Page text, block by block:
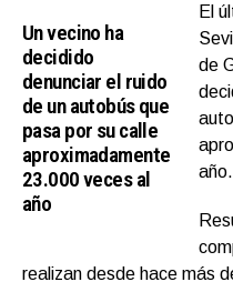
Un vecino ha
decidido
denunciar el ruido
de un autobús que
pasa por su calle
aproximadamente
23.000 veces al
año
El
de
año.
realizan desde hace más